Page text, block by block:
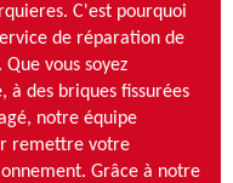
C'est pourquoi
de réparation de
vous soyez
à des briques fissurées
notre équipe
remettre votre
Grâce à notre